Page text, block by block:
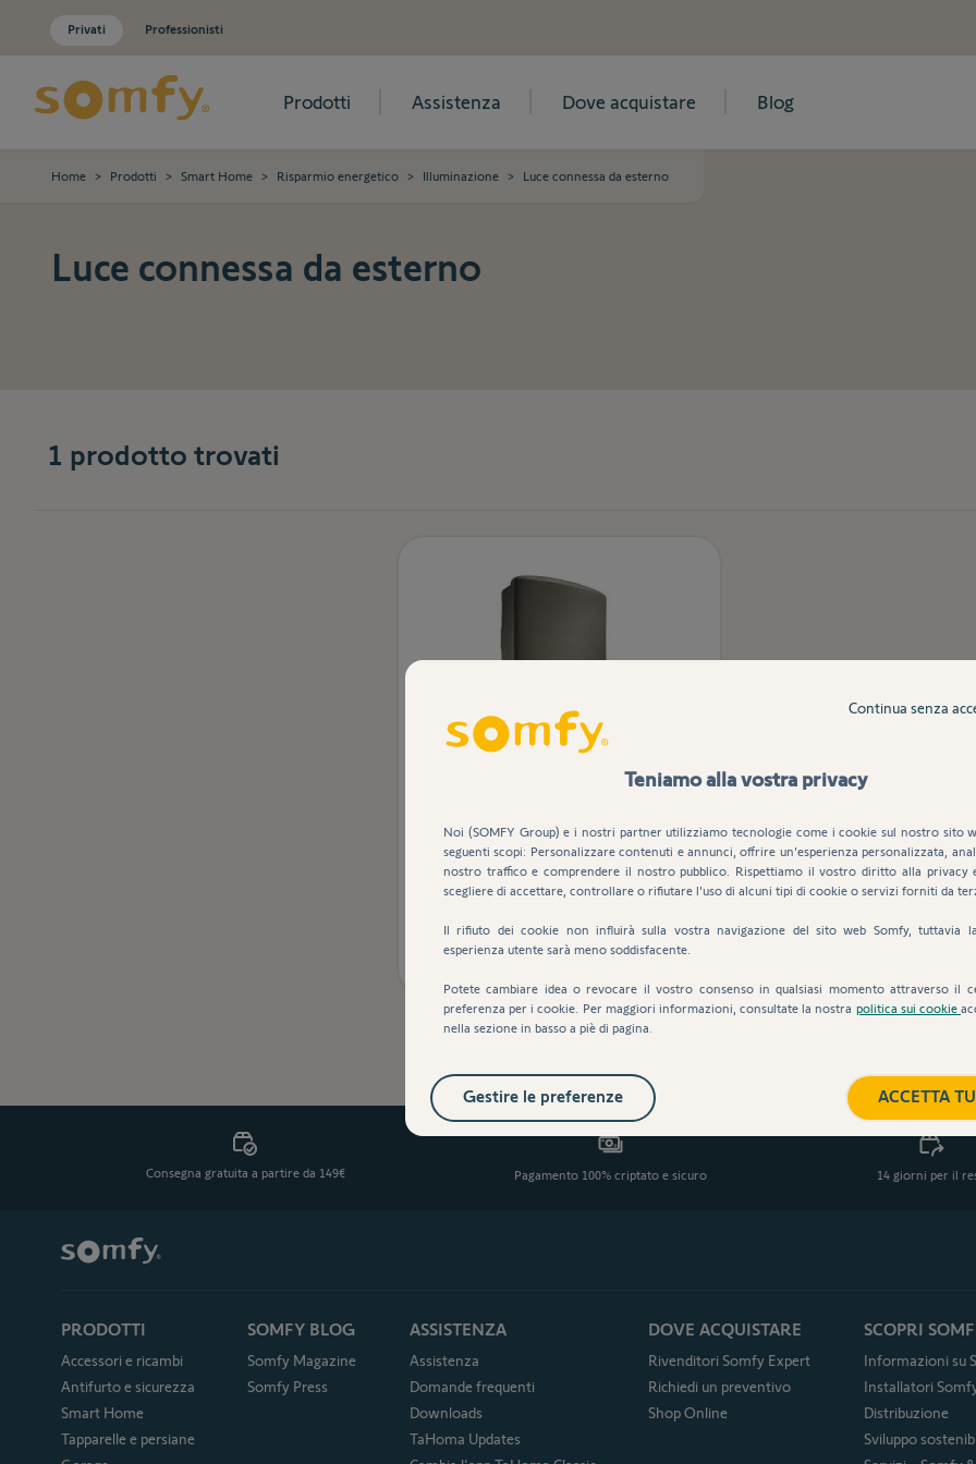
Privati Professionisti
Prodotti Assistenza Dove acquistare Blog
Home > Prodotti > Smart Home > Risparmio energetico > Illuminazione > Luce connessa da esterno
Luce connessa da esterno
1 prodotto trovati
da esterno
99,00 €
149,00 €
Aggiungi al carrello
Consegna gratuita a partire da 149€ Pagamento 100% criptato e sicuro 14 giorni per il
PRODOTTI
Accessori e ricambi
Antifurto e sicurezza
Smart Home
Tapparelle e persiane
SOMFY BLOG
Somfy Magazine
Somfy Press
ASSISTENZA
Assistenza
Domande frequenti
Downloads
TaHoma Updates
DOVE ACQUISTARE
Rivenditori Somfy Expert
Richiedi un preventivo
Shop Online
SCOPRI
Informazioni su
Installatori
Distribuzione
Sviluppo
Teniamo alla vostra privacy
Noi (SOMFY Group) e i nostri partner utilizziamo tecnologie come i cookie sul nostro sito
seguenti scopi: Personalizzare contenuti e annunci, offrire un'esperienza personalizzata,
nostro traffico e comprendere il nostro pubblico. Rispettiamo il vostro diritto alla privacy
scegliere di accettare, controllare o rifiutare l'uso di alcuni tipi di cookie o servizi forniti da
Il rifiuto dei cookie non influirà sulla vostra navigazione del sito web Somfy, tuttavia
esperienza utente sarà meno soddisfacente.
Potete cambiare idea o revocare il vostro consenso in qualsiasi momento attraverso il
preferenza per i cookie. Per maggiori informazioni, consultate la nostra politica sui cookie
nella sezione in basso a piè di pagina.
Continua senza
ACCETTA
Gestire le preferenze